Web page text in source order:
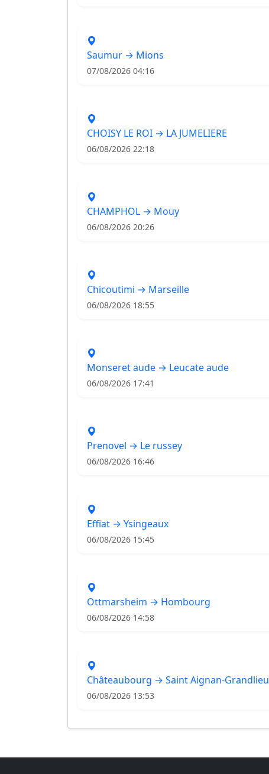
Saumur → Mions
07/08/2026 04:16
CHOISY LE ROI → LA JUMELIERE
06/08/2026 22:18
CHAMPHOL → Mouy
06/08/2026 20:26
Chicoutimi → Marseille
06/08/2026 18:55
Monseret aude → Leucate aude
06/08/2026 17:41
Prenovel → Le russey
06/08/2026 16:46
Effiat → Ysingeaux
06/08/2026 15:45
Ottmarsheim → Hombourg
06/08/2026 14:58
Châteaubourg → Saint Aignan-Grandlieu
06/08/2026 13:53